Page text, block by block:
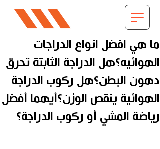
ما هي افضل انواع الدراجات
الهوائيه؟هل الدراجة الثابتة تحرق
دهون البطن؟هل ركوب الدراجة
الهوائية ينقص الوزن؟أيهما أفضل
رياضة المشي أو ركوب الدراجة؟